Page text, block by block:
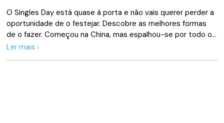
O Singles Day está quase à porta e não vais querer perder a
oportunidade de o festejar. Descobre as melhores formas
de o fazer. Começou na China, mas espalhou-se por todo o…
Ler mais ›